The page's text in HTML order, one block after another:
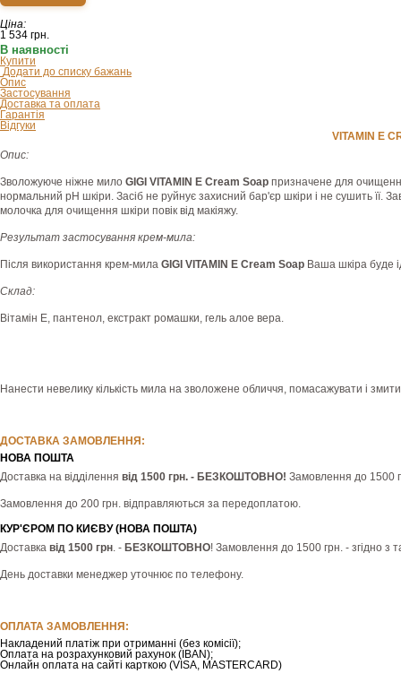
Ціна:
1 534 грн.
В наявності
Купити
Додати до списку бажань
Опис
Застосування
Доставка та оплата
Гарантія
Відгуки
VITAMIN E
Опис:
Зволожуюче ніжне мило GIGI VITAMIN E Cream Soap призначене для
нормальний рН шкіри. Засіб не руйнує захисний бар'єр шкіри і не сушить її.
молочка для очищення шкіри повік від макіяжу.
Результат застосування крем-мила:
Після використання крем-мила GIGI VITAMIN E Cream Soap Ваша шкіра буде
Склад:
Вітамін Е, пантенол, екстракт ромашки, гель алое вера.
Нанести невелику кількість мила на зволожене обличчя, помасажувати і
ДОСТАВКА ЗАМОВЛЕННЯ:
НОВА ПОШТА
Доставка на відділення від 1500 грн. - БЕЗКОШТОВНО! Замовлення до 1500
Замовлення до 200 грн. відправляються за передоплатою.
КУР'ЄРОМ ПО КИЄВУ (НОВА ПОШТА)
Доставка від 1500 грн. - БЕЗКОШТОВНО! Замовлення до 1500 грн. - згідно
День доставки менеджер уточнює по телефону.
ОПЛАТА ЗАМОВЛЕННЯ:
Накладений платіж при отриманні (без комісії);
Оплата на розрахунковий рахунок (IBAN);
Онлайн оплата на сайті карткою (VISA, MASTERCARD)